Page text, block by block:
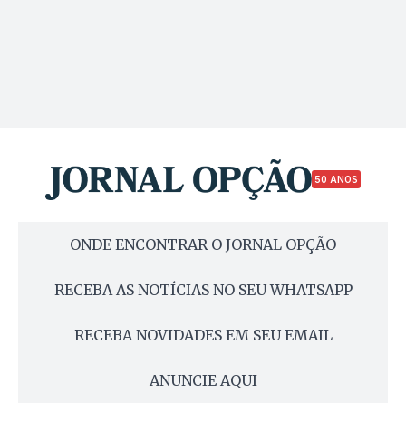
50 ANOS
ONDE ENCONTRAR O JORNAL OPÇÃO
RECEBA AS NOTÍCIAS NO SEU WHATSAPP
RECEBA NOVIDADES EM SEU EMAIL
ANUNCIE AQUI